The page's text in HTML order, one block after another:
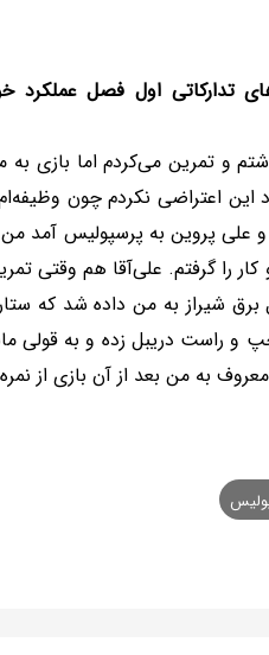
تدارکاتی اول فصل
و تمرین می‌کردم اما بازی به
این اعتراضی نکردم چون
پروین به پرسپولیس آمد من
کار را گرفتم. علی‌آقا هم وقتی
شیراز به من داده شد که
دریبل زده و به قولی
بعد از آن بازی از نمره 5، نمره 5/4 داد.